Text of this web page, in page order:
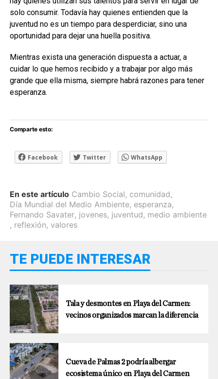
solo consumir. Todavía hay quienes entienden que la
juventud no es un tiempo para desperdiciar, sino una
oportunidad para dejar una huella positiva.
Mientras exista una generación dispuesta a actuar, a
cuidar lo que hemos recibido y a trabajar por algo más
grande que ella misma, siempre habrá razones para tener
esperanza.
Comparte esto:
Facebook Twitter WhatsApp
En este artículo Cambio Social, comunidad,
Día Mundial del Medio Ambiente, esperanza,
Fernando Savater, jovenes, juventud, medio ambiente
, reflexión, valores
TE PUEDE INTERESAR
Tala y desmontes en Playa del Carmen:
vecinos organizados marcan la diferencia
Cueva de Palmas 2 podría albergar
ecosistema único en Playa del Carmen